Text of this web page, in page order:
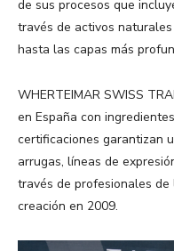
de sus procesos que
través de activos
hasta las capas más
WHERTEIMAR SWISS
en España con
certificaciones garantizan
arrugas, líneas de
través de profesionales
creación en 2009.